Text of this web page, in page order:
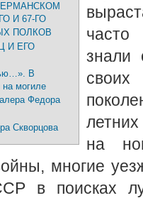
И 67-ГО
ПОЛКОВ
И ЕГО
В
на могиле
Федора
Скворцова
знали
своих
на
многие
в поисках